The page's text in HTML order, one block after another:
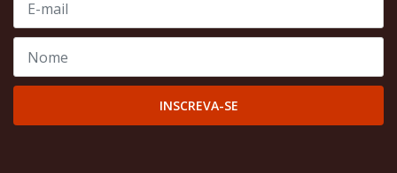
INSCREVA-SE